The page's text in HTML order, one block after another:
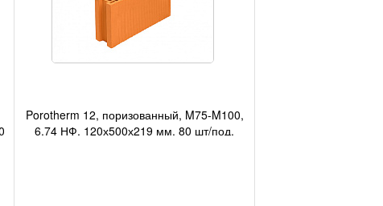
Porotherm 12, поризованный, M75-M100,
6,74 НФ, 120х500х219 мм, 80 шт/под,